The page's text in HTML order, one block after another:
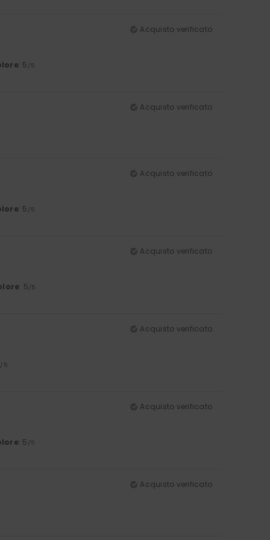
Acquisto verificato
: 5 /5
Acquisto verificato
Acquisto verificato
: 5 /5
Acquisto verificato
: 5/5
Acquisto verificato
/5
Acquisto verificato
: 5 /5
Acquisto verificato